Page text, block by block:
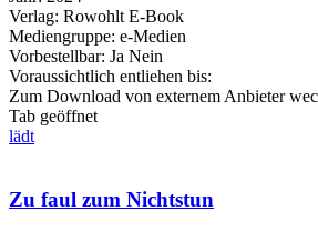
Verlag: Rowohlt E-Book
Mediengruppe: e-Medien
Vorbestellbar: Ja Nein
Voraussichtlich entliehen bis:
Zum Download von externem Anbieter
Tab geöffnet
lädt
Zu faul zum Nichtstun